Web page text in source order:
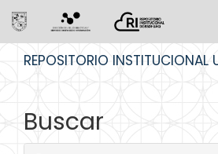
REPOSITORIO INSTITUCIONAL
Buscar